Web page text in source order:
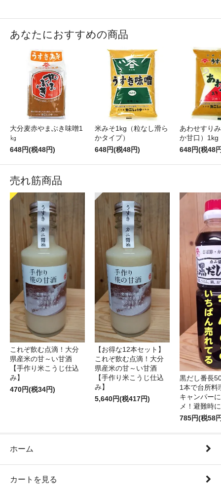
あなたにおすすめの商品
大分麦赤やまぶき味噌1
㎏
648円(税48円)
米みそ1kg（粒なし滑ら
かタイプ）
648円(税48円)
あわせすり
か甘口）1kg
648円(税48
売れ筋商品
これぞ飲む点滴！大分
県産米の甘～い甘酒
【手作り米こうじ仕込
み】
470円(税34円)
【お得な12本セット】
これぞ飲む点滴！大分
県産米の甘～い甘酒
【手作り米こうじ仕込
み】
5,640円(税417円)
黒だし番長
1本で台所料
キャンパー
メ！避難時
785円(税58
ホーム
カートを見る